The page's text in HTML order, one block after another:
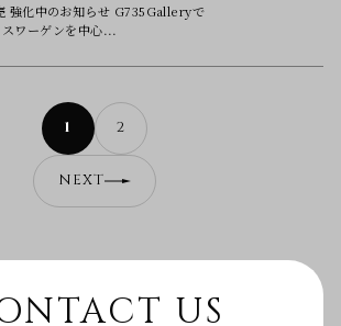
強化中のお知らせ G735Galleryで
ワーゲンを中心...
1 2
NEXT
US